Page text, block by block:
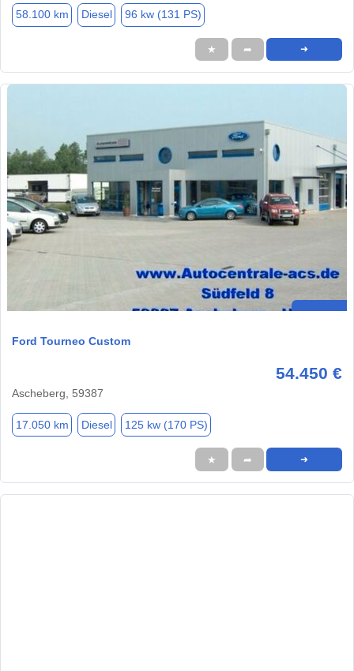
58.100 km Diesel 96 kw (131 PS)
★ ➦ ➜
Ford Tourneo Custom
54.450 €
Ascheberg, 59387
17.050 km Diesel 125 kw (170 PS)
★ ➦ ➜